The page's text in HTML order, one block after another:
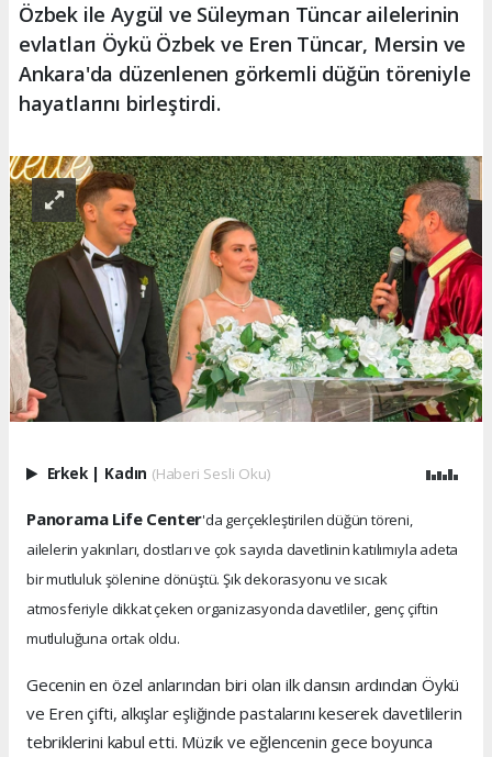
Özbek ile Aygül ve Süleyman Tüncar ailelerinin
evlatları Öykü Özbek ve Eren Tüncar, Mersin ve
Ankara'da düzenlenen görkemli düğün töreniyle
hayatlarını birleştirdi.
Erkek | Kadın (Haberi Sesli Oku)
Panorama Life Center'da gerçekleştirilen düğün töreni,
ailelerin yakınları, dostları ve çok sayıda davetlinin katılımıyla adeta
bir mutluluk şölenine dönüştü. Şık dekorasyonu ve sıcak
atmosferiyle dikkat çeken organizasyonda davetliler, genç çiftin
mutluluğuna ortak oldu.
Gecenin en özel anlarından biri olan ilk dansın ardından Öykü
ve Eren çifti, alkışlar eşliğinde pastalarını keserek davetlilerin
tebriklerini kabul etti. Müzik ve eğlencenin gece boyunca